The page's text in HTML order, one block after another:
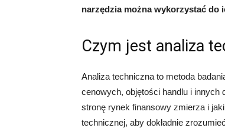
narzędzia można wykorzystać do
Czym jest analiza
Analiza techniczna to metoda
cenowych, objętości handlu i
stronę rynek finansowy zmierza i
technicznej, aby dokładnie